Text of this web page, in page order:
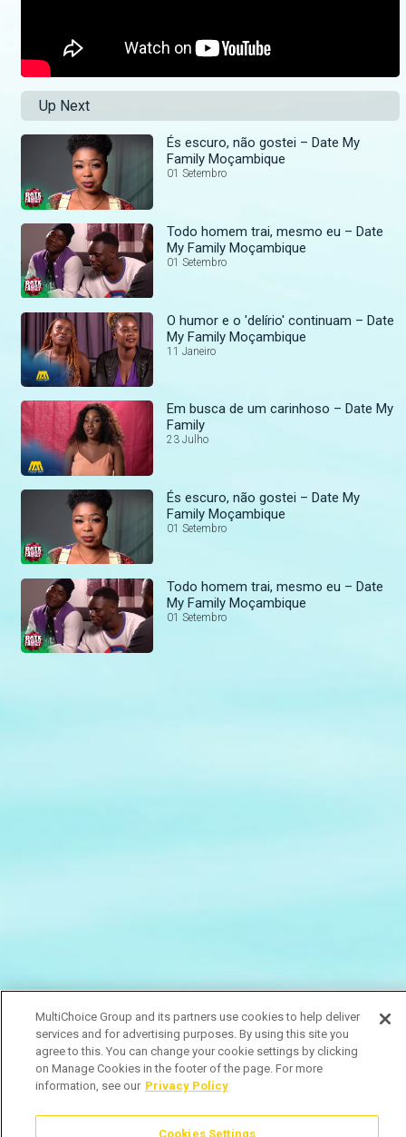
Up Next
És escuro, não gostei – Date My
Family Moçambique
01 Setembro
Todo homem trai, mesmo eu – Date
My Family Moçambique
01 Setembro
O humor e o 'delírio' continuam – Date
My Family Moçambique
11 Janeiro
Em busca de um carinhoso – Date My
Family
23 Julho
És escuro, não gostei – Date My
Family Moçambique
01 Setembro
Todo homem trai, mesmo eu – Date
My Family Moçambique
01 Setembro
MultiChoice Group and its partners use cookies to help deliver
services and for advertising purposes. By using this site you
agree to this. You can change your cookie settings by clicking
on Manage Cookies in the footer of the page. For more
information, see our Privacy Policy
Cookies Settings